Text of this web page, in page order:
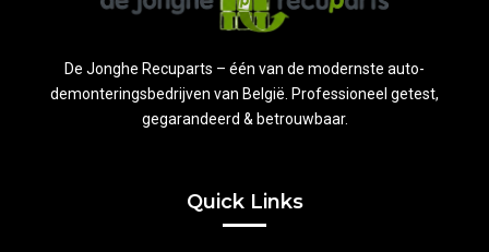
De Jonghe Recuparts – één van de modernste auto-
demonteringsbedrijven van België. Professioneel getest,
gegarandeerd & betrouwbaar.
Quick Links